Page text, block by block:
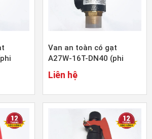
Van an toàn có gạt
A27W-16T-DN40 (phi
48mm)
Liên hệ